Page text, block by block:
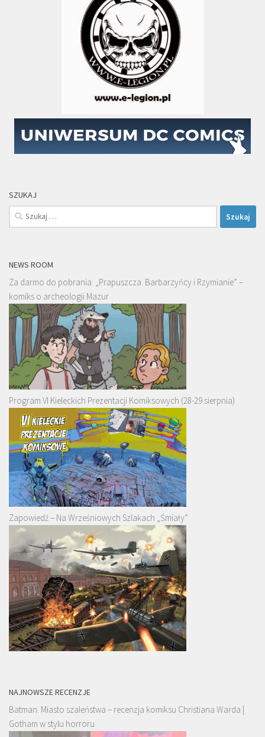
SZUKAJ
Szukaj:
NEWS ROOM
Za darmo do pobrania: „Prapuszcza. Barbarzyńcy i Rzymianie” –
komiks o archeologii Mazur
Program VI Kieleckich Prezentacji Komiksowych (28-29 sierpnia)
Zapowiedź – Na Wrześniowych Szlakach „Śmiały”
NAJNOWSZE RECENZJE
Batman. Miasto szaleństwa – recenzja komiksu Christiana Warda |
Gotham w stylu horroru